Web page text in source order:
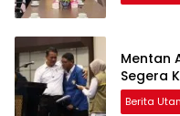
Mentan
Segera
Berita